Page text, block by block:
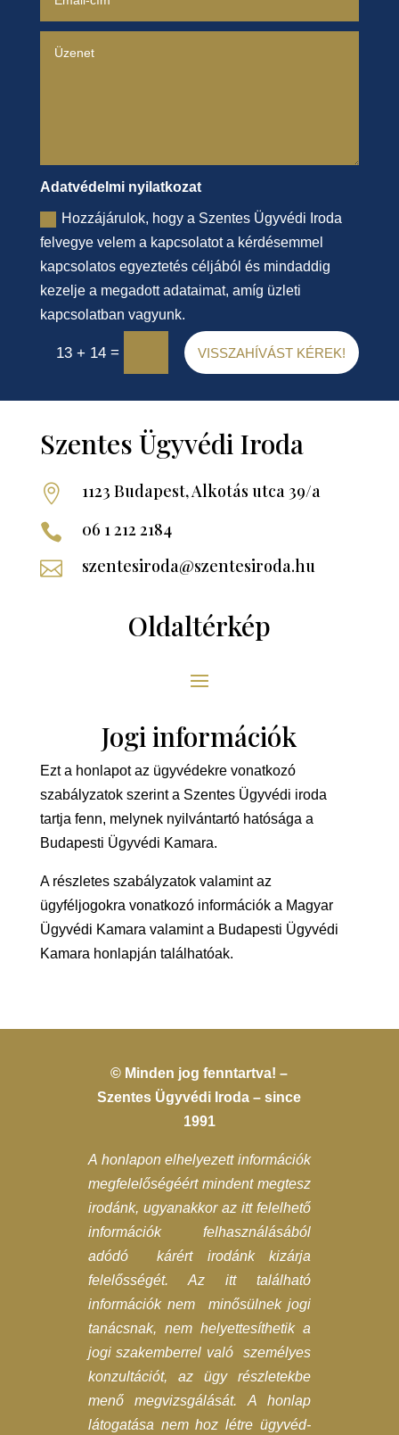
Adatvédelmi nyilatkozat
Hozzájárulok, hogy a Szentes Ügyvédi Iroda
felvegye velem a kapcsolatot a kérdésemmel
kapcsolatos egyeztetés céljából és mindaddig
kezelje a megadott adataimat, amíg üzleti
kapcsolatban vagyunk.
13 + 14 = VISSZAHÍVÁST KÉREK!
Szentes Ügyvédi Iroda
 1123 Budapest, Alkotás utca 39/a
 06 1 212 2184
 szentesiroda@szentesiroda.hu
Oldaltérkép
Jogi információk
Ezt a honlapot az ügyvédekre vonatkozó
szabályzatok szerint a Szentes Ügyvédi iroda
tartja fenn, melynek nyilvántartó hatósága a
Budapesti Ügyvédi Kamara.
A részletes szabályzatok valamint az
ügyféljogokra vonatkozó információk a Magyar
Ügyvédi Kamara valamint a Budapesti Ügyvédi
Kamara honlapján találhatóak.
© Minden jog fenntartva! –
Szentes Ügyvédi Iroda – since
1991
A honlapon elhelyezett információk
megfelelőségéért mindent megtesz
irodánk, ugyanakkor az itt felelhető
információk felhasználásából
adódó kárért irodánk kizárja
felelősségét. Az itt található
információk nem minősülnek jogi
tanácsnak, nem helyettesíthetik a
jogi szakemberrel való személyes
konzultációt, az ügy részletekbe
menő megvizsgálását. A honlap
látogatása nem hoz létre ügyvéd-